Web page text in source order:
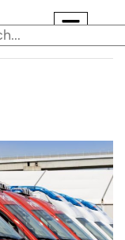
Ambulanțe
Carosări speciale
Militare